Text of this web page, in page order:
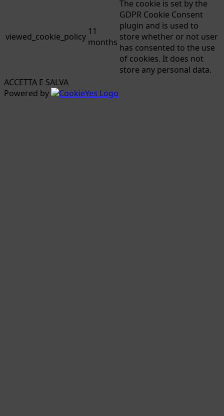
viewed_cookie_policy 11
months
The cookie is set by the
GDPR Cookie Consent
plugin and is used to
store whether or not user
has consented to the use
of cookies. It does not
store any personal data.
ACCETTA E SALVA
Powered by